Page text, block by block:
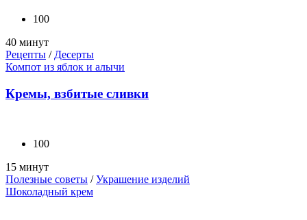
100
40 минут
Рецепты / Десерты
Компот из яблок и алычи
Кремы, взбитые сливки
100
15 минут
Полезные советы /Украшение изделий
Шоколадный крем